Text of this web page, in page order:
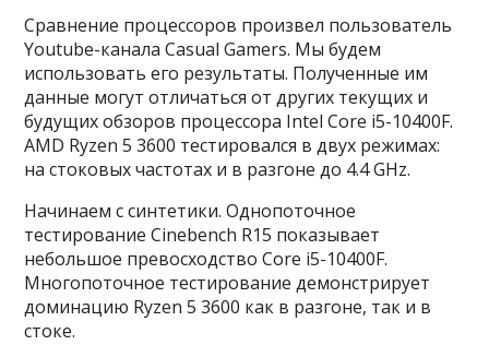
Сравнение процессоров произвел пользователь
Youtube-канала Casual Gamers. Мы будем
использовать его результаты. Полученные им
данные могут отличаться от других текущих и
будущих обзоров процессора Intel Core i5-10400F.
AMD Ryzen 5 3600 тестировался в двух режимах:
на стоковых частотах и в разгоне до 4.4 GHz.
Начинаем с синтетики. Однопоточное
тестирование Cinebench R15 показывает
небольшое превосходство Core i5-10400F.
Многопоточное тестирование демонстрирует
доминацию Ryzen 5 3600 как в разгоне, так и в
стоке.